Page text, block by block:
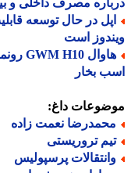
مصرف داخلی و بین
در حال توسعه قابلیت
است
بخار
داغ:
نعمت زاده
تروریستی
پرسپولیس